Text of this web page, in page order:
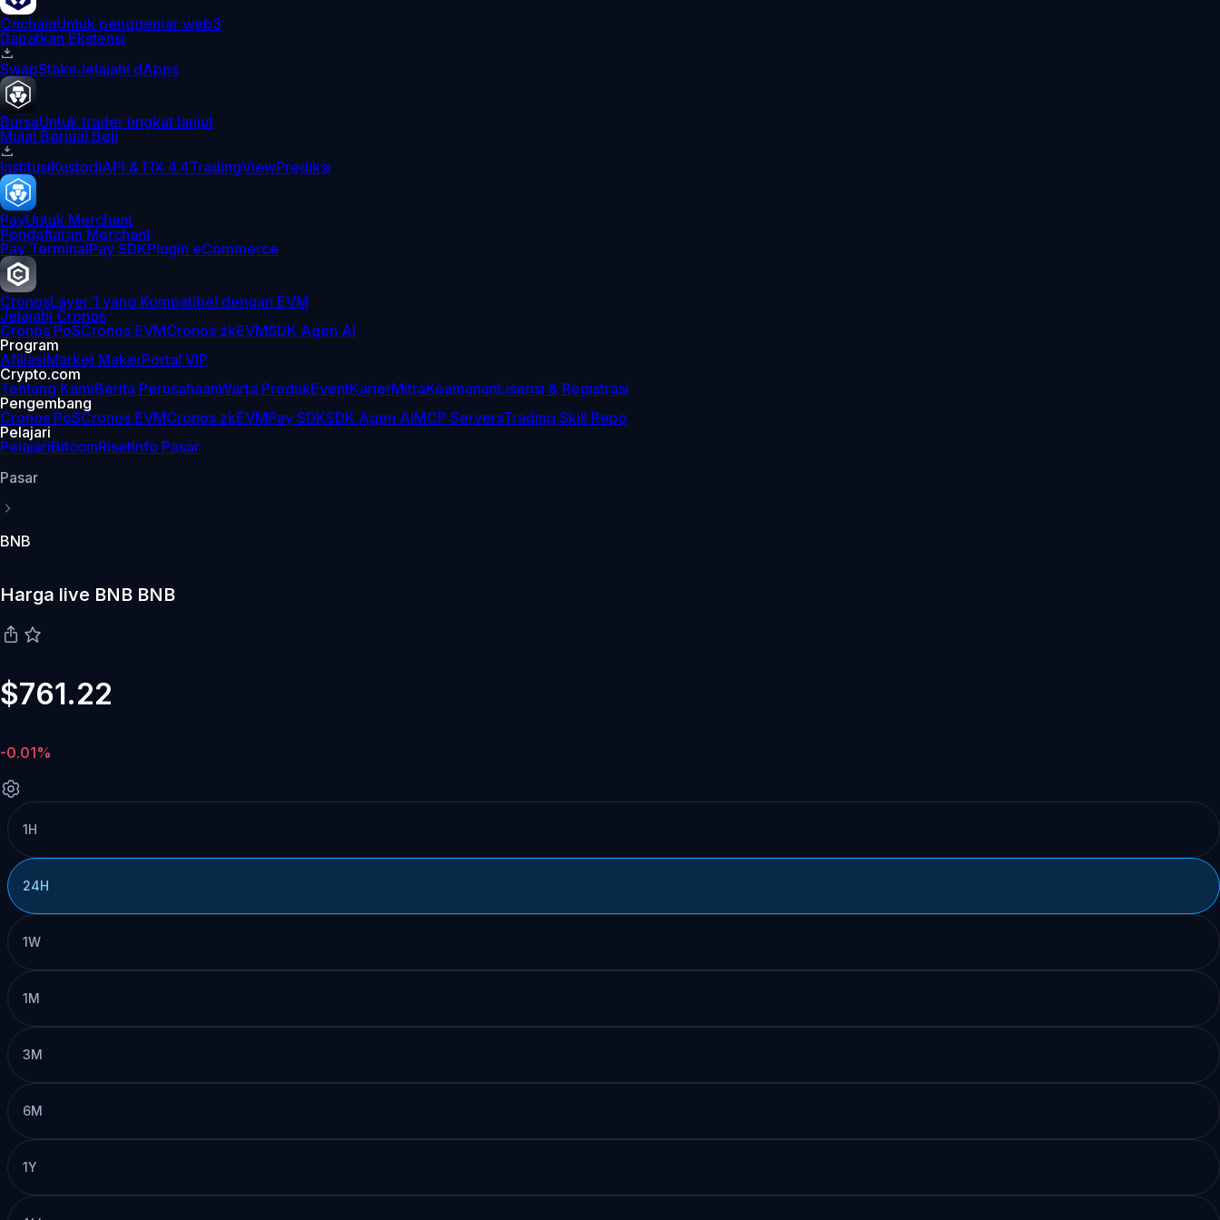
OnchainUntuk penggemar web3
Dapatkan Ekstensi
SwapStakeJelajahi dApps
BursaUntuk trader tingkat lanjut
Mulai Berjual Beli
InstitusiKustodiAPI & FIX 4.4TradingViewPrediksi
PayUntuk Merchant
Pendaftaran Merchant
Pay TerminalPay SDKPlugin eCommerce
CronosLayer 1 yang Kompatibel dengan EVM
Jelajahi Cronos
Cronos PoSCronos EVMCronos zkEVMSDK Agen AI
Program
AfiliasiMarket MakerPortal VIP
Crypto.com
Tentang KamiBerita PerusahaanWarta ProdukEventKarierMitraKeamananLisensi & Registrasi
Pengembang
Cronos PoSCronos EVMCronos zkEVMPay SDKSDK Agen AIMCP ServersTrading Skill Repo
Pelajari
PelajariBitcoinRisetInfo Pasar
Pasar
BNB
Harga live BNB BNB
$761.22
-0.01%
1H
24H
1W
1M
3M
6M
1Y